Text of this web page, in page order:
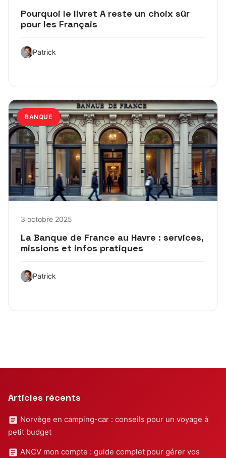
Pourquoi le livret A reste un choix sûr
pour les Français
Patrick
BANQUE
3 octobre 2025
La Banque de France au Havre : services,
missions et infos pratiques
Patrick
Articles récents
Norvège en camping-car : conseils pour un voyage à
petit budget
ANCV mon compte : guide complet pour gérer vos